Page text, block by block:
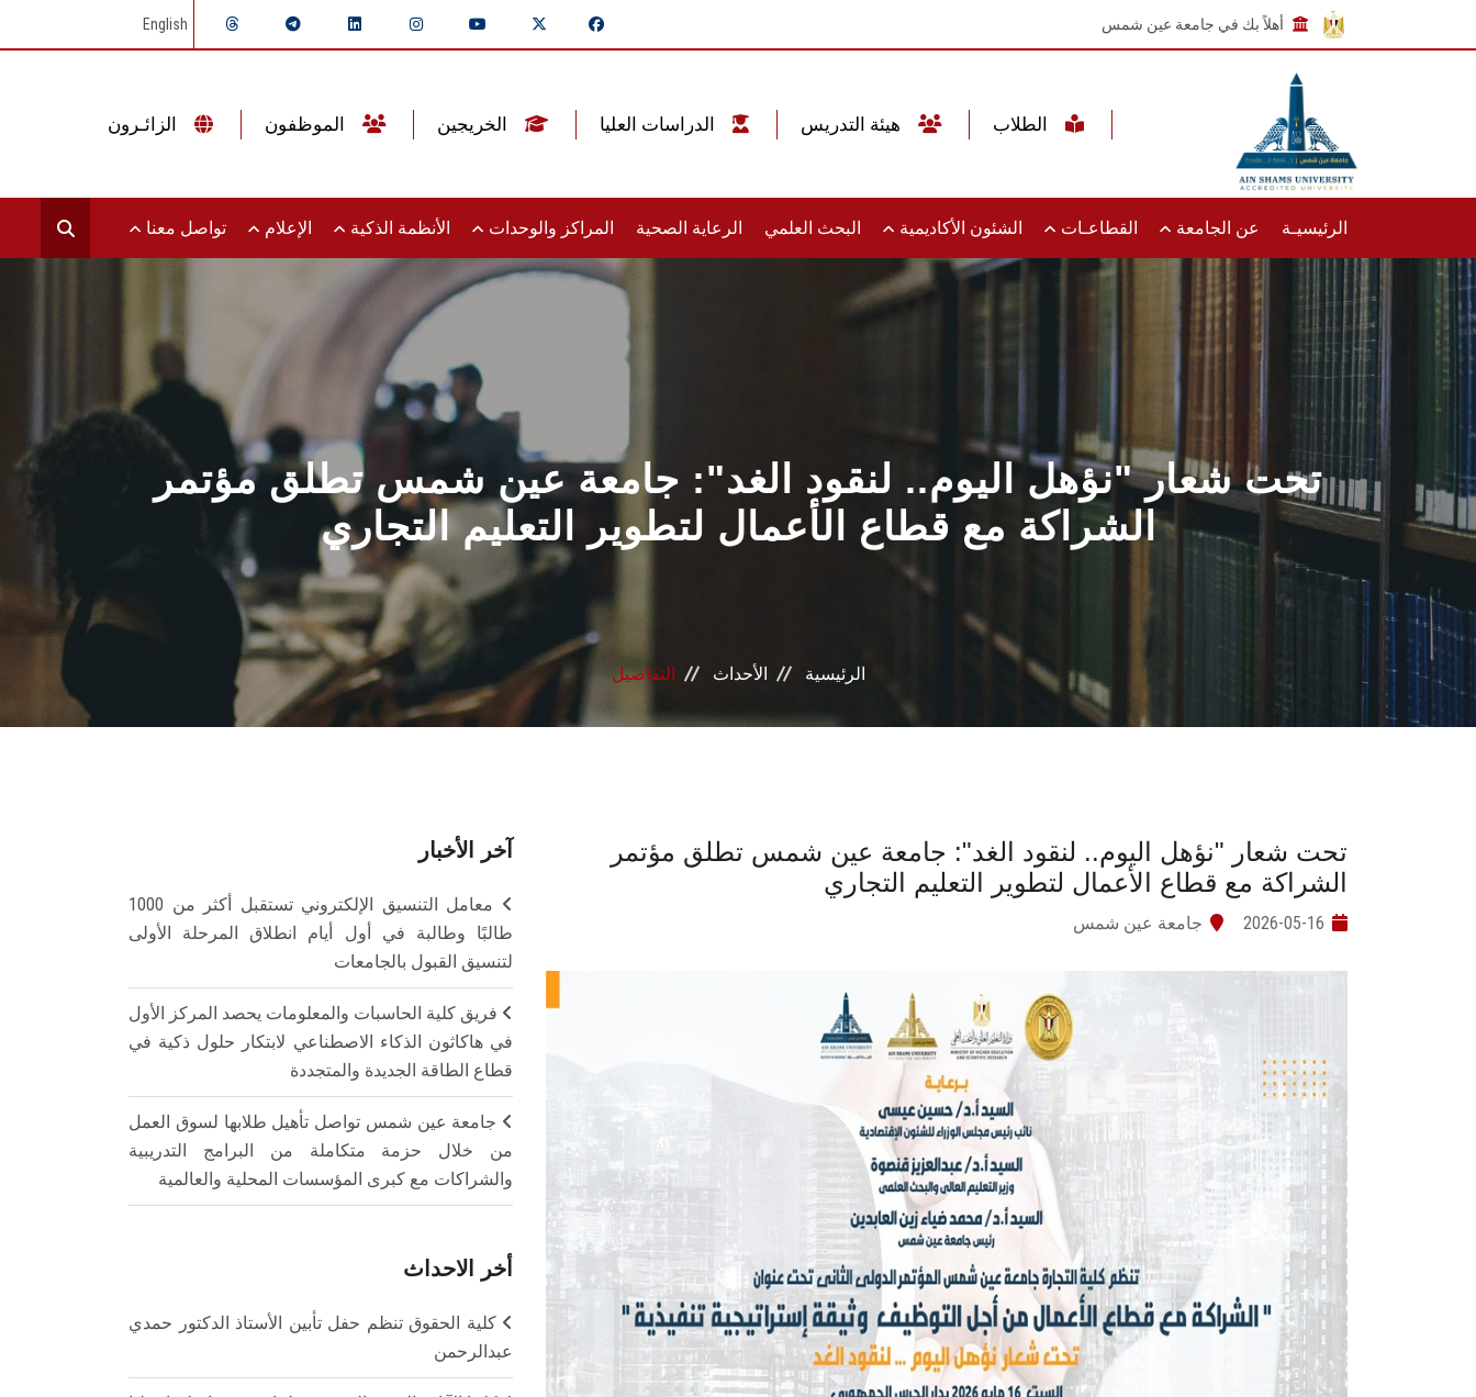
أهلاً بك في جامعة عين شمس English
الرئيسيـة عن الجامعة القطاعـات الشئون الأكاديمية البحث العلمي الرعاية الصحية المراكز والوحدات الأنظمة الذكية الإعلام تواصل معنا
تحت شعار "نؤهل اليوم.. لنقود الغد": جامعة عين شمس تطلق مؤتمر
الشراكة مع قطاع الأعمال لتطوير التعليم التجاري
الرئيسية الأحداث التفاصيل
تحت شعار "نؤهل اليوم.. لنقود الغد": جامعة عين شمس تطلق مؤتمر
الشراكة مع قطاع الأعمال لتطوير التعليم التجاري
2026-05-16 جامعة عين شمس
آخر الأخبار
معامل التنسيق الإلكتروني تستقبل أكثر من 1000
طالبًا وطالبة في أول أيام انطلاق المرحلة الأولى
لتنسيق القبول بالجامعات
فريق كلية الحاسبات والمعلومات يحصد المركز الأول
في هاكاثون الذكاء الاصطناعي لابتكار حلول ذكية في
قطاع الطاقة الجديدة والمتجددة
جامعة عين شمس تواصل تأهيل طلابها لسوق العمل
من خلال حزمة متكاملة من البرامج التدريبية
والشراكات مع كبرى المؤسسات المحلية والعالمية
أخر الاحداث
كلية الحقوق تنظم حفل تأبين الأستاذ الدكتور حمدي
عبدالرحمن